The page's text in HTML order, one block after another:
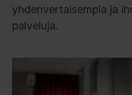
yhdenvertaisempia ja
palveluja.